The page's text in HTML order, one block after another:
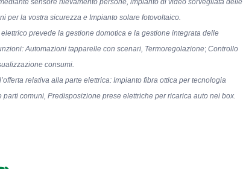
sensore rilevamento persone, impianto di video sorvegliata delle
per la vostra sicurezza e Impianto solare fotovoltaico.
elettrico prevede la gestione domotica e la gestione integrata delle
Automazioni tapparelle con scenari, Termoregolazione; Controllo
consumi.
relativa alla parte elettrica: Impianto fibra ottica per tecnologia
parti comuni, Predisposizione prese elettriche per ricarica auto nei box.